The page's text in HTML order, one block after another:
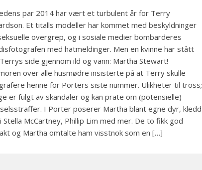
par 2014 har vært et turbulent år for Terry
Et titalls modeller har kommet med beskyldninger
overgrep, og i sosiale medier bombarderes
med hatmeldinger. Men en kvinne har stått
side gjennom ild og vann: Martha Stewart!
over alle husmødre insisterte på at Terry skulle
henne for Porters siste nummer. Ulikheter til tross;
er fulgt av skandaler og kan prate om (potensielle)
I Porter poserer Martha blant egne dyr, kledd
Stella McCartney, Phillip Lim med mer. De to fikk god
og Martha omtalte ham visstnok som en […]